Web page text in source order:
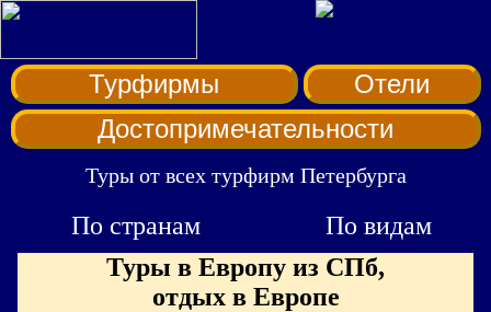
Турфирмы
Отели
Достопримечательности
Туры от всех турфирм Петербурга
По странам
По видам
Туры в Европу из СПб,
отдых в Европе